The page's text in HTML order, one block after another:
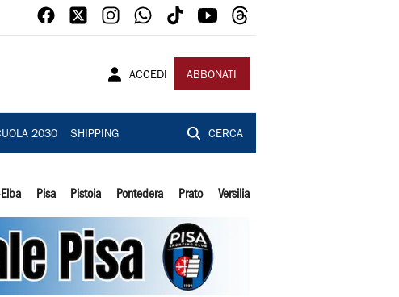
ACCEDI ABBONATI
2030 SHIPPING CERCA
Pisa Pistoia Pontedera Prato Versilia